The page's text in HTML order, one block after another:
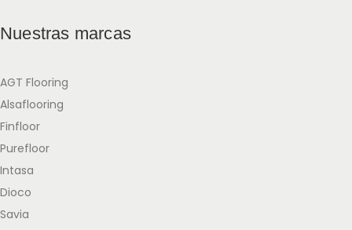
Nuestras marcas
AGT Flooring
Alsaflooring
Finfloor
Purefloor
Intasa
Dioco
Savia